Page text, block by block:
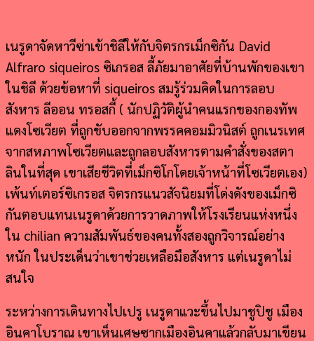
เนรูดาจัดหาวีซ่าเข้าชิลีให้กับจิตรกรเม็กซิกัน David
Alfraro siqueiros ซิเกรอส ลี้ภัยมาอาศัยที่บ้านพักของเขา
ในชิลี ด้วยข้อหาที่ siqueiros สมรู้ร่วมคิดในการลอบ
สังหาร ลีออน ทรอสกี้ ( นักปฏิวัติผู้นำคนแรกของกองทัพ
แดงโซเวียต ที่ถูกขับออกจากพรรคคอมมิวนิสต์ ถูกเนรเทศ
จากสหภาพโซเวียตและถูกลอบสังหารตามคำสั่งของสตา
ลินในที่สุด เขาเสียชีวิตที่เม็กซิโกโดยเจ้าหน้าที่โซเวียตเอง)
เพ้นท์เตอร์ซิเกรอส จิตรกรแนวสัจนิยมที่โด่งดังของเม็กซิ
กันตอบแทนเนรูดาด้วยการวาดภาพให้โรงเรียนแห่งหนึ่ง
ใน chilian ความสัมพันธ์ของคนทั้งสองถูกวิจารณ์อย่าง
หนัก ในประเด็นว่าเขาช่วยเหลือมือสังหาร แต่เนรูดาไม่
สนใจ
ระหว่างการเดินทางไปเปรู เนรูดาแวะขึ้นไปมาชูปิชู เมือง
อินคาโบราณ เขาเห็นเศษซากเมืองอินคาแล้วกลับมาเขียน